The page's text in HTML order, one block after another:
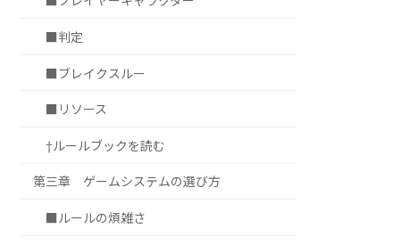
■判定
■ブレイクスルー
■リソース
†ルールブックを読む
第三章 ゲームシステムの選び方
■ルールの煩雑さ